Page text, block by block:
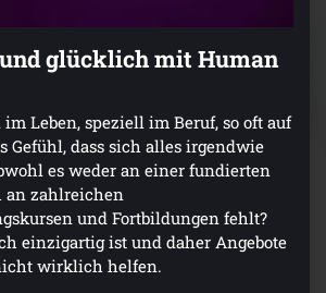
glücklich mit Human
Leben, speziell im Beruf, so oft auf
Gefühl, dass sich alles irgendwie
es weder an einer fundierten
an zahlreichen
und Fortbildungen fehlt?
einzigartig ist und daher Angebote
wirklich helfen.